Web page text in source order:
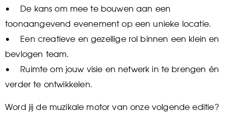
• De kans om mee te bouwen aan een
toonaangevend evenement op een unieke locatie.
• Een creatieve en gezellige rol binnen een klein en
bevlogen team.
• Ruimte om jouw visie en netwerk in te brengen én
verder te ontwikkelen.
Word jij de muzikale motor van onze volgende editie?